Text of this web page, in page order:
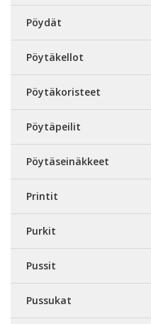
Pöydät
Pöytäkellot
Pöytäkoristeet
Pöytäpeilit
Pöytäseinäkkeet
Printit
Purkit
Pussit
Pussukat